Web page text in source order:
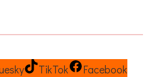
TikTok Facebook